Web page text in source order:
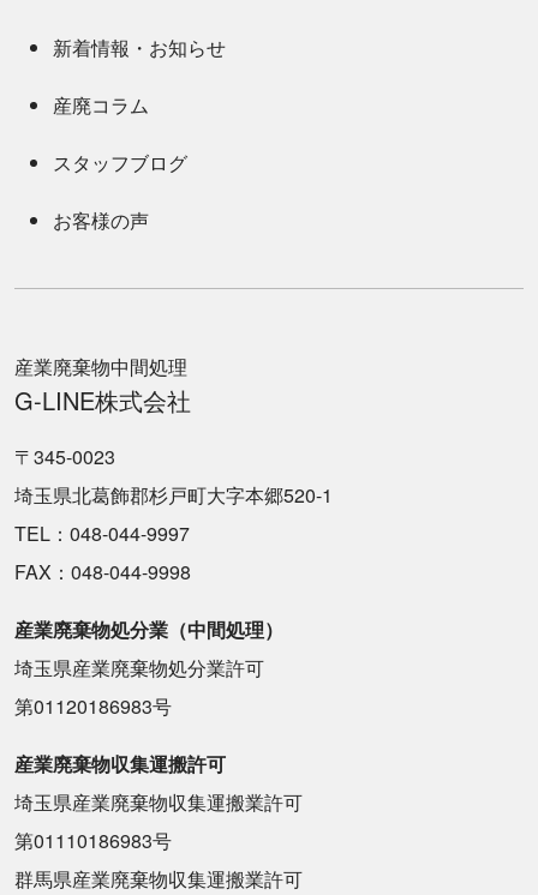
新着情報・お知らせ
産廃コラム
スタッフブログ
お客様の声
産業廃棄物中間処理
G-LINE株式会社
〒345-0023
埼玉県北葛飾郡杉戸町大字本郷520-1
TEL：048-044-9997
FAX：048-044-9998
産業廃棄物処分業（中間処理）
埼玉県産業廃棄物処分業許可
第01120186983号
産業廃棄物収集運搬許可
埼玉県産業廃棄物収集運搬業許可
第01110186983号
群馬県産業廃棄物収集運搬業許可